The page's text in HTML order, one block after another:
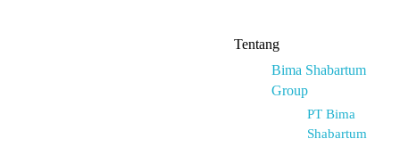
Tentang
Bima Shabartum
Group
PT Bima
Shabartum